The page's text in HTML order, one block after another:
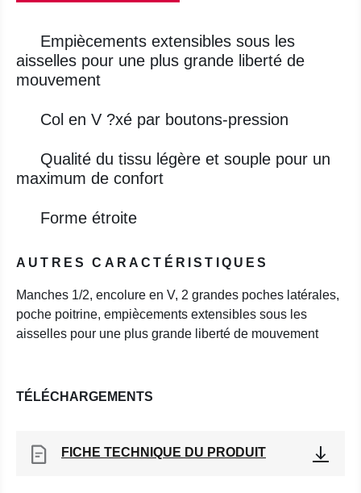
Empiècements extensibles sous les
aisselles pour une plus grande liberté de
mouvement
Col en V ?xé par boutons-pression
Qualité du tissu légère et souple pour un
maximum de confort
Forme étroite
AUTRES CARACTÉRISTIQUES
Manches 1/2, encolure en V, 2 grandes poches latérales,
poche poitrine, empiècements extensibles sous les
aisselles pour une plus grande liberté de mouvement
TÉLÉCHARGEMENTS
FICHE TECHNIQUE DU PRODUIT